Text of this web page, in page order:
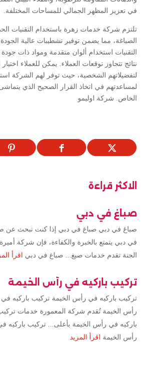
في تعزيز المظهر الجمالي للمساحات المختلفة.
تلتزم شركة خدمات زهرة باستخدام التقنيات
الصباغة، مما يضمن توفير تشطيبات عالية
التقنيات استخدام ألوان متقدمة ومواد ذات
نتائج تتجاوز توقعات العملاء. يمكن للعملاء اختيار
لتفضيلاتهم الشخصية، حيث توفر لهم الشركة
لمساعدتهم في اتخاذ القرار الصحيح الذي
الخاص. شركة اوليمو
الاكثر قراءة
صباغ في دبي
صباغ في دبي صباغ في دبي إذا كنت تبحث عن
في دبي يتمتع بالخبرة والكفاءة، فإن شركة أميرة
الجنة تقدم خدمات صبغ... صباغ في دبي اقرأ
تركيب باركيه في رأس الخيمة
تركيب باركيه في رأس الخيمة تركيب باركيه في
رأس الخيمة تُقدم شركة المعمورة خدمات
باركيه في رأس الخيمة بأعلى... تركيب باركيه
رأس الخيمة اقرأ المزيد